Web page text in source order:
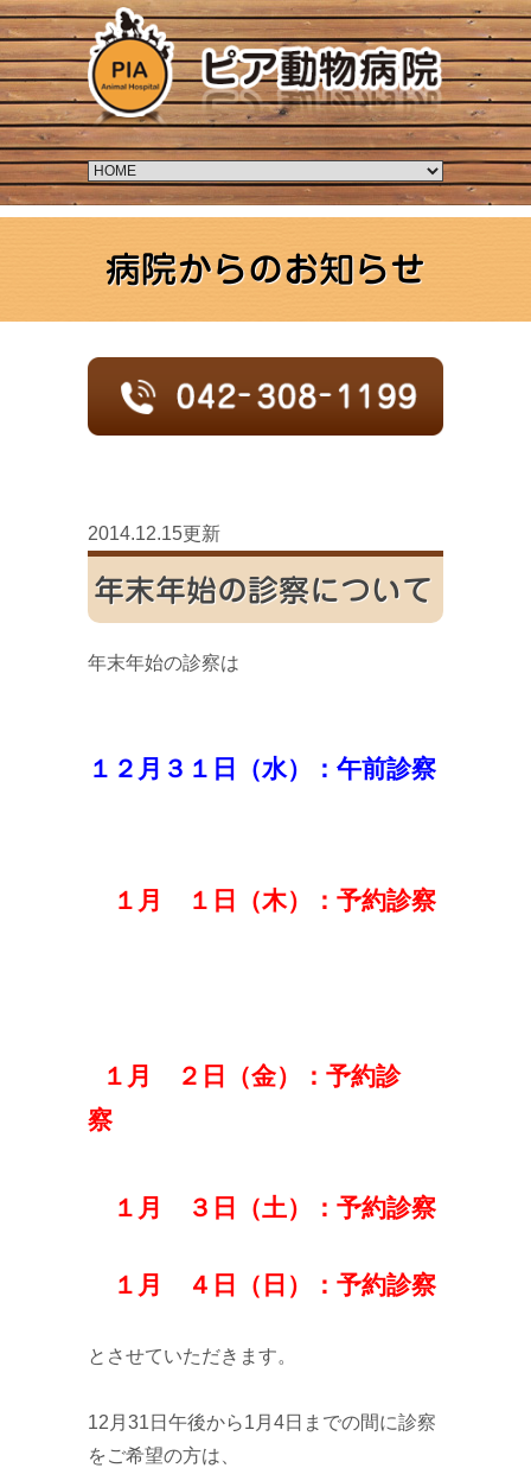
病院からのお知らせ
2014.12.15更新
年末年始の診察について
年末年始の診察は
１２月３１日（水）：午前診察
１月 １日（木）：予約診察
１月 ２日（金）：予約診
察
１月 ３日（土）：予約診察
１月 ４日（日）：予約診察
とさせていただきます。
12月31日午後から1月4日までの間に診察
をご希望の方は、